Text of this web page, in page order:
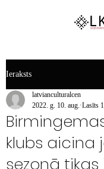
Ieraksts
klubs aicina
sezonā
latvianculturalcen
2022. g. 10. aug. Lasīts